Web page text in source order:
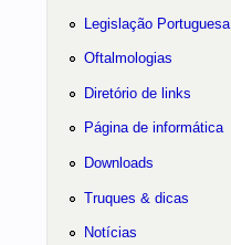
Legislação Portuguesa
Oftalmologias
Diretório de links
Página de informática
Downloads
Truques & dicas
Notícias